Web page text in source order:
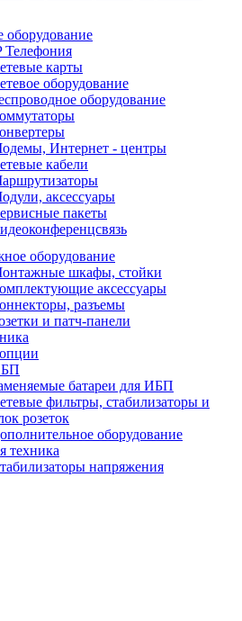
оборудование
Телефония
карты
оборудование
оборудование
Интернет - центры
кабели
аксессуары
пакеты
оборудование
шкафы, стойки
аксессуары
разъемы
и патч-панели
батареи для ИБП
фильтры, стабилизаторы и
розеток
оборудование
техника
напряжения